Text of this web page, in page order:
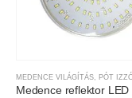
MEDENCE VILÁGÍTÁS, PÓT
Medence reflektor LED